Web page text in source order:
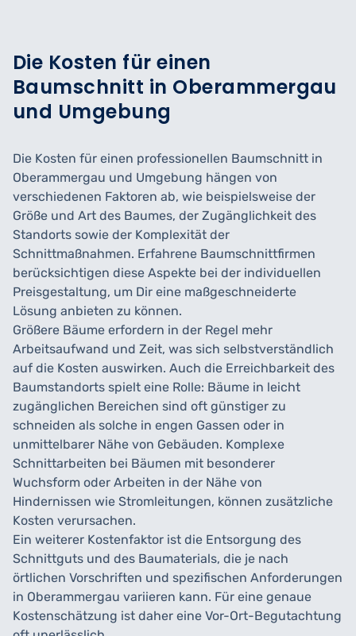
Die Kosten für einen
Baumschnitt in Oberammergau
und Umgebung
Die Kosten für einen professionellen Baumschnitt in
Oberammergau und Umgebung hängen von
verschiedenen Faktoren ab, wie beispielsweise der
Größe und Art des Baumes, der Zugänglichkeit des
Standorts sowie der Komplexität der
Schnittmaßnahmen. Erfahrene Baumschnittfirmen
berücksichtigen diese Aspekte bei der individuellen
Preisgestaltung, um Dir eine maßgeschneiderte
Lösung anbieten zu können.
Größere Bäume erfordern in der Regel mehr
Arbeitsaufwand und Zeit, was sich selbstverständlich
auf die Kosten auswirken. Auch die Erreichbarkeit des
Baumstandorts spielt eine Rolle: Bäume in leicht
zugänglichen Bereichen sind oft günstiger zu
schneiden als solche in engen Gassen oder in
unmittelbarer Nähe von Gebäuden. Komplexe
Schnittarbeiten bei Bäumen mit besonderer
Wuchsform oder Arbeiten in der Nähe von
Hindernissen wie Stromleitungen, können zusätzliche
Kosten verursachen.
Ein weiterer Kostenfaktor ist die Entsorgung des
Schnittguts und des Baumaterials, die je nach
örtlichen Vorschriften und spezifischen Anforderungen
in Oberammergau variieren kann. Für eine genaue
Kostenschätzung ist daher eine Vor-Ort-Begutachtung